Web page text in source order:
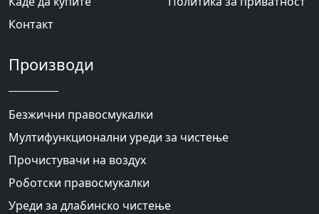
Контакт
Производи
Безжични правосмукалки
Мултифункционални уреди за чистење
Прочистувачи на воздух
Роботски правосмукалки
Уреди за длабинско чистење